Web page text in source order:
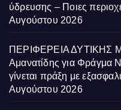
ύδρευσης – Ποιες
Αυγούστου 2026
ΠΕΡΙΦΕΡΕΙΑ ΔΥΤΙΚΗΣ
Αμανατίδης για Φράγμα
γίνεται πράξη με
Αυγούστου 2026